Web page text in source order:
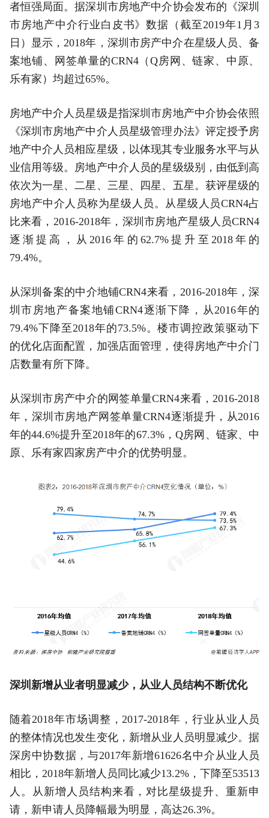
者恒强局面。据深圳市房地产中介协会发布的《深圳
市房地产中介行业白皮书》数据（截至2019年1月3
日）显示，2018年，深圳市房产中介在星级人员、备
案地铺、网签单量的CRN4（Q房网、链家、中原、
乐有家）均超过65%。
房地产中介人员星级是指深圳市房地产中介协会依照
《深圳市房地产中介人员星级管理办法》评定授予房
地产中介人员相应星级，以体现其专业服务水平与从
业信用等级。房地产中介人员的星级级别，由低到高
依次为一星、二星、三星、四星、五星。获评星级的
房地产中介人员称为星级人员。从星级人员CRN4占
比来看，2016-2018年，深圳市房地产星级人员CRN4
逐渐提高，从2016年的62.7%提升至2018年的
79.4%。
从深圳备案的中介地铺CRN4来看，2016-2018年，深
圳市房地产备案地铺CRN4逐渐下降，从2016年的
79.4%下降至2018年的73.5%。楼市调控政策驱动下
的优化店面配置，加强店面管理，使得房地产中介门
店数量有所下降。
从深圳市房产中介的网签单量CRN4来看，2016-2018
年，深圳市房地产网签单量CRN4逐渐提升，从2016
年的44.6%提升至2018年的67.3%，Q房网、链家、中
原、乐有家四家房产中介的优势明显。
深圳新增从业者明显减少，从业人员结构不断优化
随着2018年市场调整，2017-2018年，行业从业人员
的整体情况也发生变化，新增从业人员明显减少。据
深房中协数据，与2017年新增61626名中介从业人员
相比，2018年新增人员同比减少13.2%，下降至53513
人。从新增人员结构来看，对比星级提升、重新申
请，新申请人员降幅最为明显，高达26.3%。